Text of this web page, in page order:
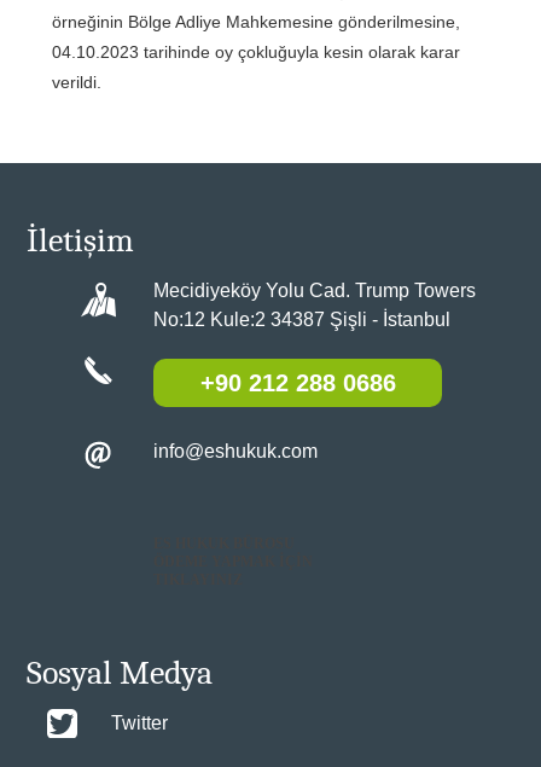
İletişim
Mecidiyeköy Yolu Cad. Trump Towers
No:12 Kule:2 34387 Şişli - İstanbul
+90 212 288 0686
info@eshukuk.com
Sosyal Medya
Twitter